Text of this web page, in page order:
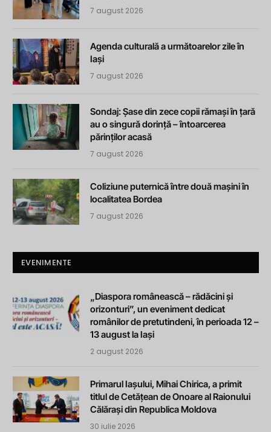
7 august 2026
Agenda culturală a următoarelor zile în
Iași
7 august 2026
Sondaj: Șase din zece copii rămași în țară
au o singură dorință – întoarcerea
părinților acasă
7 august 2026
Coliziune puternică între două mașini în
localitatea Bordea
7 august 2026
EVENIMENTE
„Diaspora românească – rădăcini și
orizonturi”, un eveniment dedicat
românilor de pretutindeni, în perioada 12 –
13 august la Iași
2 august 2026
Primarul Iașului, Mihai Chirica, a primit
titlul de Cetățean de Onoare al Raionului
Călărași din Republica Moldova
30 iulie 2026